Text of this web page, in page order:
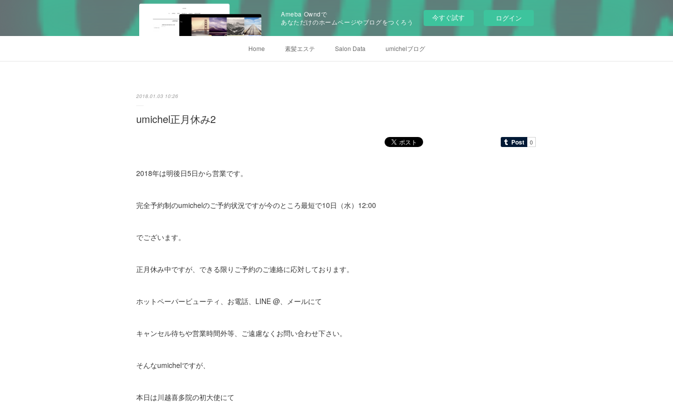
Ameba Owndで
あなただけのホームページやブログをつくろう
今すぐ試す ログイン
Home 素髪エステ Salon Data umichelブログ
2018.01.03 10:26
umichel正月休み2
2018年は明後日5日から営業です。
完全予約制のumichelのご予約状況ですが今のところ最短で10日（水）12:00
でございます。
正月休み中ですが、できる限りご予約のご連絡に応対しております。
ホットペーパービューティ、お電話、LINE @、メールにて
キャンセル待ちや営業時間外等、ご遠慮なくお問い合わせ下さい。
そんなumichelですが、
本日は川越喜多院の初大使にて